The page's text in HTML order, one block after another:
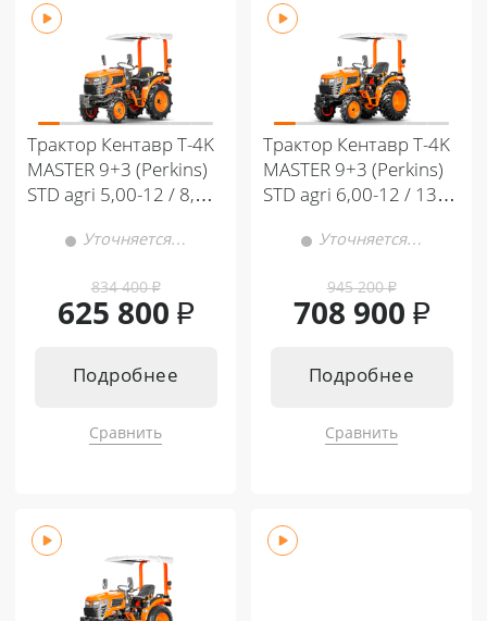
Трактор Кентавр Т-4K
MASTER 9+3 (Perkins)
STD agri 5,00-12 / 8,00-
Уточняется…
834 400₽
625 800 ₽
Подробнее
Сравнить
Трактор Кентавр Т-4K
MASTER 9+3 (Perkins)
STD agri 6,00-12 / 13,6-
Уточняется…
945 200₽
708 900 ₽
Подробнее
Сравнить